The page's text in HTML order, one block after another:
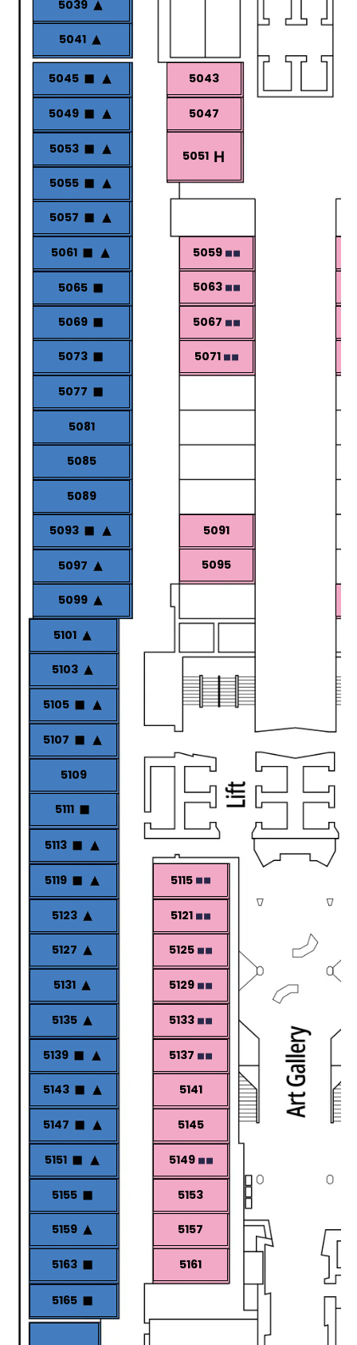
5039
5041
5043
5045
5047
5049
5051
5053
5055
5057
5059
5061
5063
5065
5067
5069
5071
5073
5077
5081
5085
5089
5091
5093
5095
5097
5099
5101
5103
5105
5107
5109
5111
5113
5115
5119
5121
5123
5125
5127
5129
5131
5133
5135
5137
5139
5141
5143
5145
5147
5149
5151
5153
5155
5157
5159
5161
5163
5165